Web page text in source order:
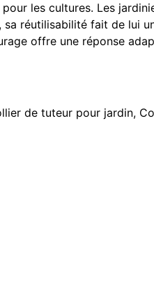
les cultures. Les
réutilisabilité fait de lui
offre une réponse
de tuteur pour jardin,